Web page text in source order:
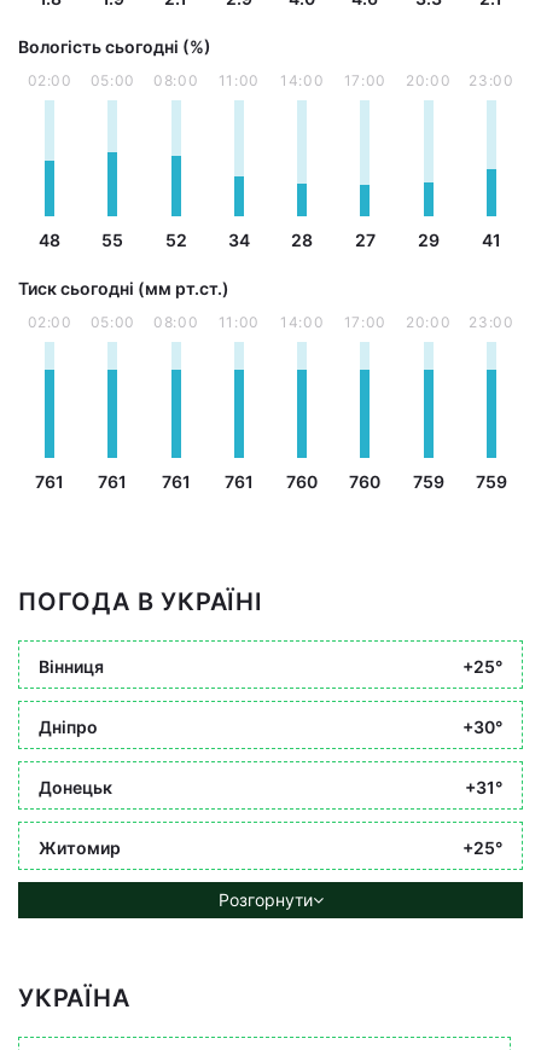
Вологість сьогодні (%)
02:00
48
05:00
55
08:00
52
11:00
34
14:00
28
17:00
27
20:00
29
23:00
41
Тиск сьогодні (мм рт.ст.)
02:00
761
05:00
761
08:00
761
11:00
761
14:00
760
17:00
760
20:00
759
23:00
759
ПОГОДА В УКРАЇНІ
Вінниця +25°
Дніпро +30°
Донецьк +31°
Житомир +25°
Розгорнути
УКРАЇНА